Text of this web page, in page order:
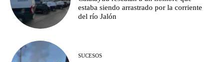
estaba siendo arrastrado por la corriente
del río Jalón
SUCESOS